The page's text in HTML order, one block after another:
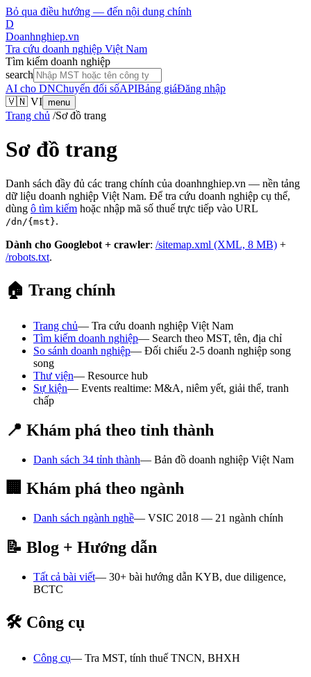
Bỏ qua điều hướng — đến nội dung chính
D
Doanhnghiep.vn
Tra cứu doanh nghiệp Việt Nam
Tìm kiếm doanh nghiệp
search
AI cho DNChuyển đổi sốAPIBảng giáĐăng nhập
🇻🇳 VI menu
Trang chủ /Sơ đồ trang
Sơ đồ trang
Danh sách đầy đủ các trang chính của doanhnghiep.vn — nền tảng
dữ liệu doanh nghiệp Việt Nam. Để tra cứu doanh nghiệp cụ thể,
dùng ô tìm kiếm hoặc nhập mã số thuế trực tiếp vào URL
/dn/{mst}.
Dành cho Googlebot + crawler: /sitemap.xml (XML, 8 MB) +
/robots.txt.
🏠 Trang chính
Trang chủ— Tra cứu doanh nghiệp Việt Nam
Tìm kiếm doanh nghiệp— Search theo MST, tên, địa chỉ
So sánh doanh nghiệp— Đối chiếu 2-5 doanh nghiệp song
song
Thư viện— Resource hub
Sự kiện— Events realtime: M&A, niêm yết, giải thể, tranh
chấp
📍 Khám phá theo tỉnh thành
Danh sách 34 tỉnh thành— Bản đồ doanh nghiệp Việt Nam
🏢 Khám phá theo ngành
Danh sách ngành nghề— VSIC 2018 — 21 ngành chính
📝 Blog + Hướng dẫn
Tất cả bài viết— 30+ bài hướng dẫn KYB, due diligence,
BCTC
🛠️ Công cụ
Công cụ— Tra MST, tính thuế TNCN, BHXH